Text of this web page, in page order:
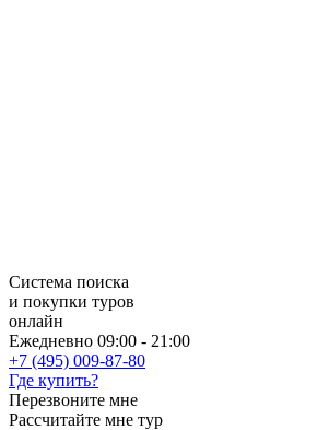
Система поиска
и покупки туров
онлайн
Ежедневно 09:00 - 21:00
+7 (495) 009-87-80
Где купить?
Перезвоните мне
Рассчитайте мне тур